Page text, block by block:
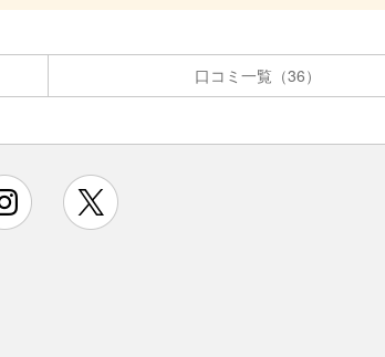
口コミ一覧（36）
instagram